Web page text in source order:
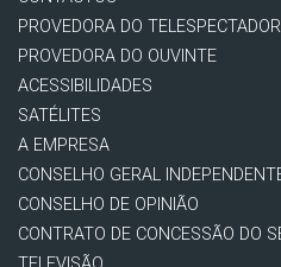
PROVEDORA DO TELESPECTADOR
PROVEDORA DO OUVINTE
ACESSIBILIDADES
SATÉLITES
A EMPRESA
CONSELHO GERAL
CONSELHO DE OPINIÃO
CONTRATO DE CONCESSÃO DO